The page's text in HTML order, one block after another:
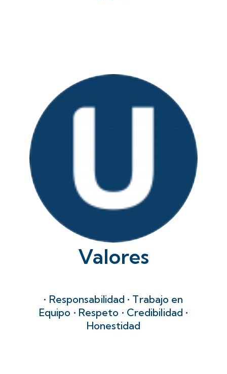
Valores
• Responsabilidad • Trabajo en
Equipo • Respeto • Credibilidad •
Honestidad